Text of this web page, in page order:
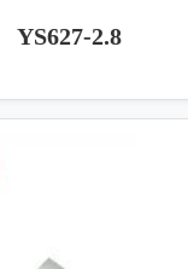
YS627-2.8